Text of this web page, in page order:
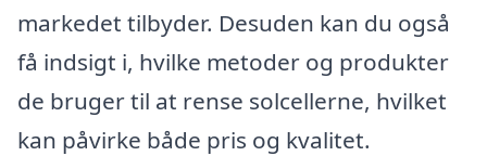
markedet tilbyder. Desuden kan du også
få indsigt i, hvilke metoder og produkter
de bruger til at rense solcellerne, hvilket
kan påvirke både pris og kvalitet.